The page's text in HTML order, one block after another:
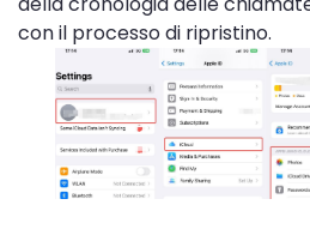
con il processo di ripristino.